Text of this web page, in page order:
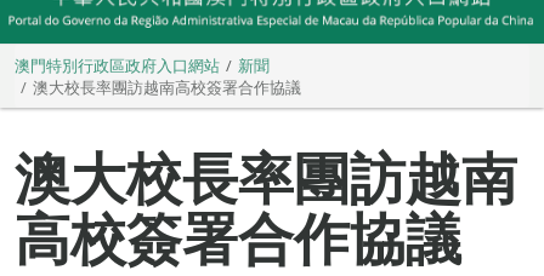
澳門特別行政區政府入口網站
新聞
澳大校長率團訪越南高校簽署合作協議
澳大校長率團訪越南
高校簽署合作協議